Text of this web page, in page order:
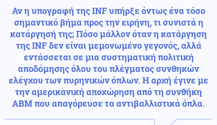
Αν η υπογραφή της INF υπήρξε όντως ένα τόσο
σημαντικό βήμα προς την ειρήνη, τι συνιστά η
κατάργησή της; Πόσο μάλλον όταν η κατάργηση
της INF δεν είναι μεμονωμένo γεγονός, αλλά
εντάσσεται σε μια συστηματική πολιτική
αποδόμησης όλου του πλέγματος συνθηκών
ελέγχου των πυρηνικών όπλων. Η αρχή έγινε με
την αμερικανική αποχώρηση από τη συνθήκη
ΑΒΜ που απαγόρευσε τα αντιβαλλιστικά όπλα.